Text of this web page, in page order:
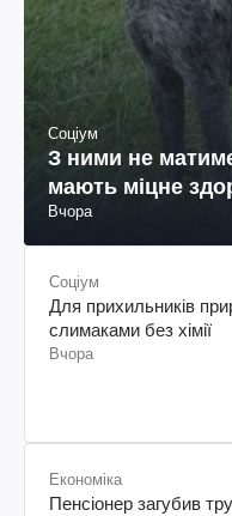
Соціум
З ними не
мають міцне
Вчора
Соціум
Для прихильників
слимаками без хімії
Вчора
Економіка
Пенсіонер загубив